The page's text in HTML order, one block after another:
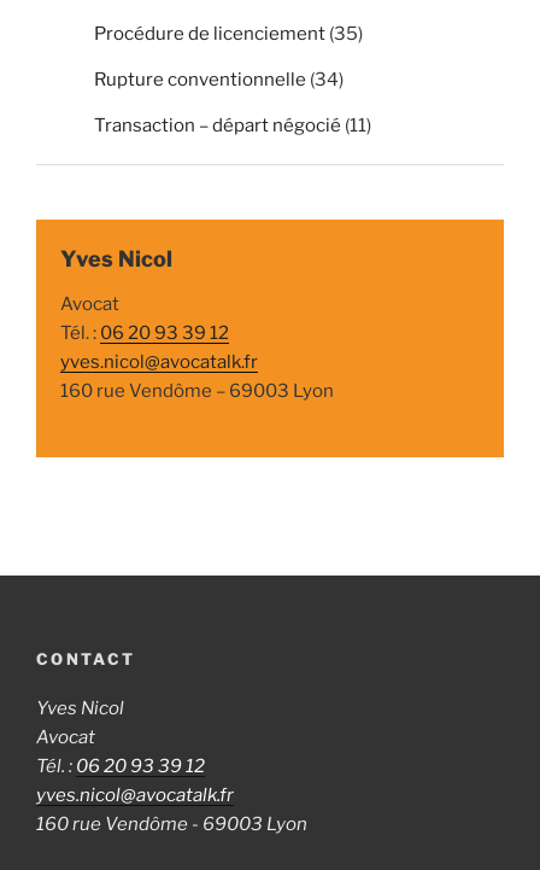
Procédure de licenciement (35)
Rupture conventionnelle (34)
Transaction – départ négocié (11)
Yves Nicol
Avocat
Tél. : 06 20 93 39 12
yves.nicol@avocatalk.fr
160 rue Vendôme – 69003 Lyon
CONTACT
Yves Nicol
Avocat
Tél. : 06 20 93 39 12
yves.nicol@avocatalk.fr
160 rue Vendôme - 69003 Lyon